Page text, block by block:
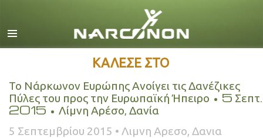
Αγγλικά
Δανέζικα
Ολλανδικά
Ελληνικά
Ισπανικά
ΚΑΛΕΣΕ ΣΤΟ
Το Νάρκωνον Ευρώπης Ανοίγει τις Δανέζικες
Πύλες του προς την Ευρωπαϊκή Ήπειρο • 5 Σεπτ.
2015 • Λίμνη Αρέσο, Δανία
5 Σεπτεμβρίου 2015 • Λιμνη Αρεσο, Δανια